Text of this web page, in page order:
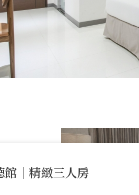
館｜精緻三人房